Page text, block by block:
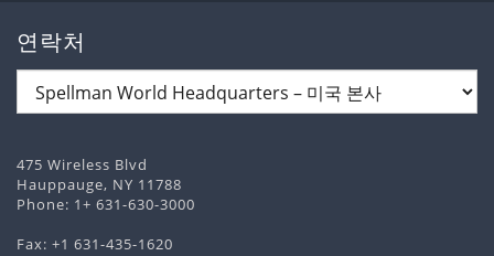
연락처
475 Wireless Blvd
Hauppauge, NY 11788
Phone: 1+ 631-630-3000
Fax: +1 631-435-1620